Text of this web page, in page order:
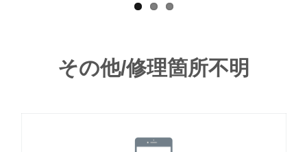
その他/修理箇所不明